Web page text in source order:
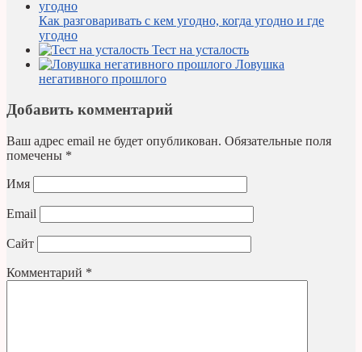
Как разговаривать с кем угодно, когда угодно и где
угодно
Тест на усталость
Ловушка
негативного прошлого
Добавить комментарий
Ваш адрес email не будет опубликован. Обязательные поля
помечены *
Имя
Email
Сайт
Комментарий *